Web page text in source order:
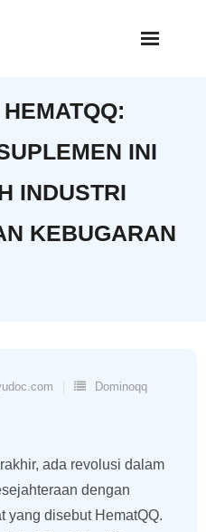
INI
INDUSTRI
KEBUGARAN
Dominoqq
ada revolusi dalam
dengan
yang disebut HematQQ.